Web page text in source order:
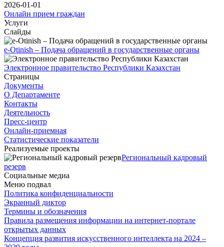
2026-01-01
Онлайн прием граждан
Услуги
Слайды
e-Otinish – Подача обращений в государственные органы
Электронное правительство Республики Казахстан
Страницы
Документы
О Департаменте
Контакты
Деятельность
Пресс-центр
Онлайн-приемная
Статистические показатели
Реализуемые проекты
Региональный кадровый
резерв
Социальные медиа
Меню подвал
Политика конфиденциальности
Экранный диктор
Термины и обозначения
Правила размещения информации на интернет-портале
открытых данных
Концепция развития искусственного интеллекта на 2024 –